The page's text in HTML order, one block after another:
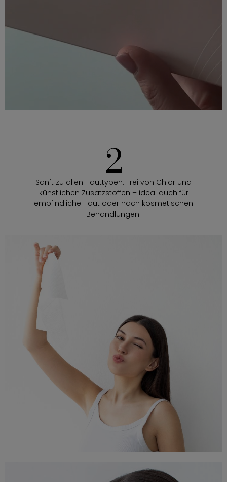
2
Sanft zu allen Hauttypen. Frei von Chlor und
künstlichen Zusatzstoffen – ideal auch für
empfindliche Haut oder nach kosmetischen
Behandlungen.